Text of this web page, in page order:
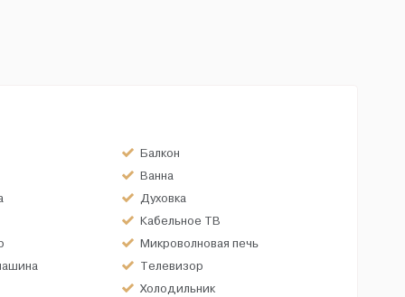
Балкон
Ванна
Духовка
Кабельное ТВ
Микроволновая печь
Телевизор
Холодильник